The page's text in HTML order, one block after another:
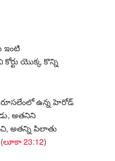
ఇంటి
యొక్క కొన్ని
ఉన్న హెరోడ్
అతనిని
అతన్ని పిలాతు
లూకా 23:12)